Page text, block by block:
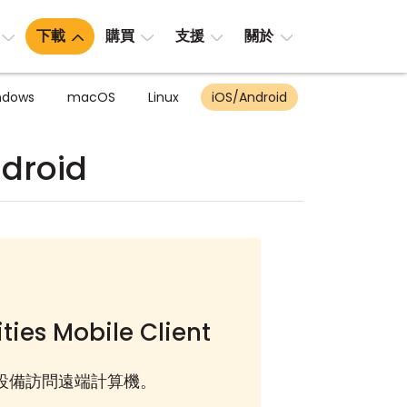
下載 購買 支援 關於
macOS Linux iOS/Android
Mobile Client
訪問遠端計算機。